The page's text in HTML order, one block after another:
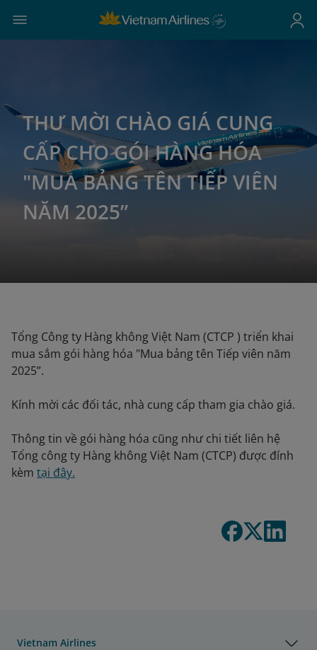
THƯ MỜI CHÀO GIÁ CUNG
CẤP CHO GÓI HÀNG HÓA
"MUA BẢNG TÊN TIẾP VIÊN
NĂM 2025”
Tổng Công ty Hàng không Việt Nam (CTCP ) triển khai
mua sắm gói hàng hóa "Mua bảng tên Tiếp viên năm
2025”.
Kính mời các đối tác, nhà cung cấp tham gia chào giá.
Thông tin về gói hàng hóa cũng như chi tiết liên hệ
Tổng công ty Hàng không Việt Nam (CTCP) được đính
kèm tại đây.
Vietnam Airlines